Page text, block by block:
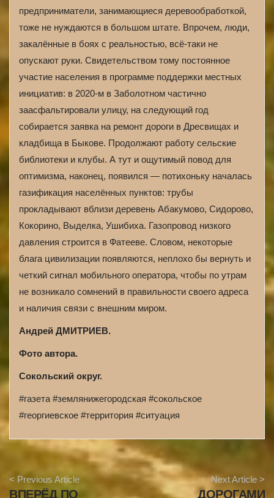
предприниматели, занимающиеся деревообработкой,
тоже не нуждаются в большом штате. Впрочем, люди,
закалённые в боях с реальностью, всё-таки не
опускают руки. Свидетельством тому постоянное
участие населения в программе поддержки местных
инициатив: в 2020-м в Заболотном частично
заасфальтировали улицу, на следующий год
собирается заявка на ремонт дороги в Дресвищах и
кладбища в Быкове. Продолжают работу сельские
библиотеки и клубы. А тут и ощутимый повод для
оптимизма, наконец, появился — потихоньку началась
газификация населённых пунктов: трубы
прокладывают вблизи деревень Абакумово, Сидорово,
Кокорино, Выделка, Ушибиха. Газопровод низкого
давления строится в Фатееве. Словом, некоторые
блага цивилизации появляются, неплохо бы вернуть и
четкий сигнал мобильного оператора, чтобы по утрам
не возникало сомнений в правильности своего адреса
и наличия связи с внешним миром.
Андрей ДМИТРИЕВ.
Фото автора.
Сокольский округ.
#газета #землянижегородская #сокольское
#георгиевское #территория #ситуация
r
< Previous Article
ВПЕРЁД ПО
Next Article >
ДОРОГАМИ